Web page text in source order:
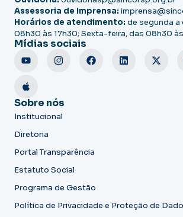
Assessoria de Imprensa:
Horários de atendimento: de segunda
08h30 às 17h30; Sexta-feira, das 08h30
Mídias sociais
Sobre nós
Institucional
Diretoria
Portal Transparência
Estatuto Social
Programa de Gestão
Política de Privacidade e Proteção de